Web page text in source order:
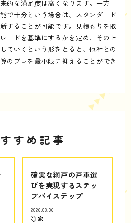
的な満足度は高くなります。一方
で十分という場合は、スタンダード
することが可能です。見積もりを取
ードを基準にするかを定め、その上
ていくという形をとると、他社との
のブレを最小限に抑えることができ
すめ記事
確実な網戸の戸車選
びを実現するステッ
プバイステップ
2026.08.06
家